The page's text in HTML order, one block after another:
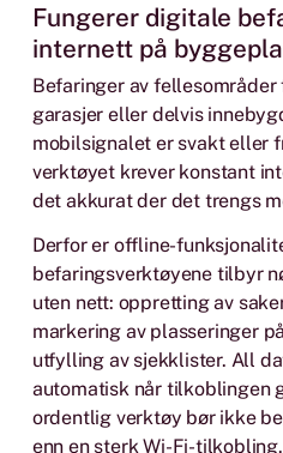
Fungerer digitale
internett på
Befaringer av
garasjer eller delvis
mobilsignalet er svakt eller
verktøyet krever konstant
det akkurat der det trengs
Derfor er offline-
befaringsverktøyene tilbyr
uten nett: oppretting av
markering av plasseringer
utfylling av sjekklister. All
automatisk når tilkoblingen
ordentlig verktøy bør ikke
enn en sterk Wi-Fi-tilkobling.